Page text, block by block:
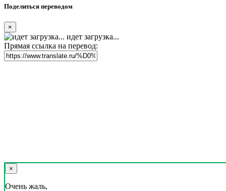
Поделиться переводом
×
идет загрузка...
Прямая ссылка на перевод:
×
Очень жаль,